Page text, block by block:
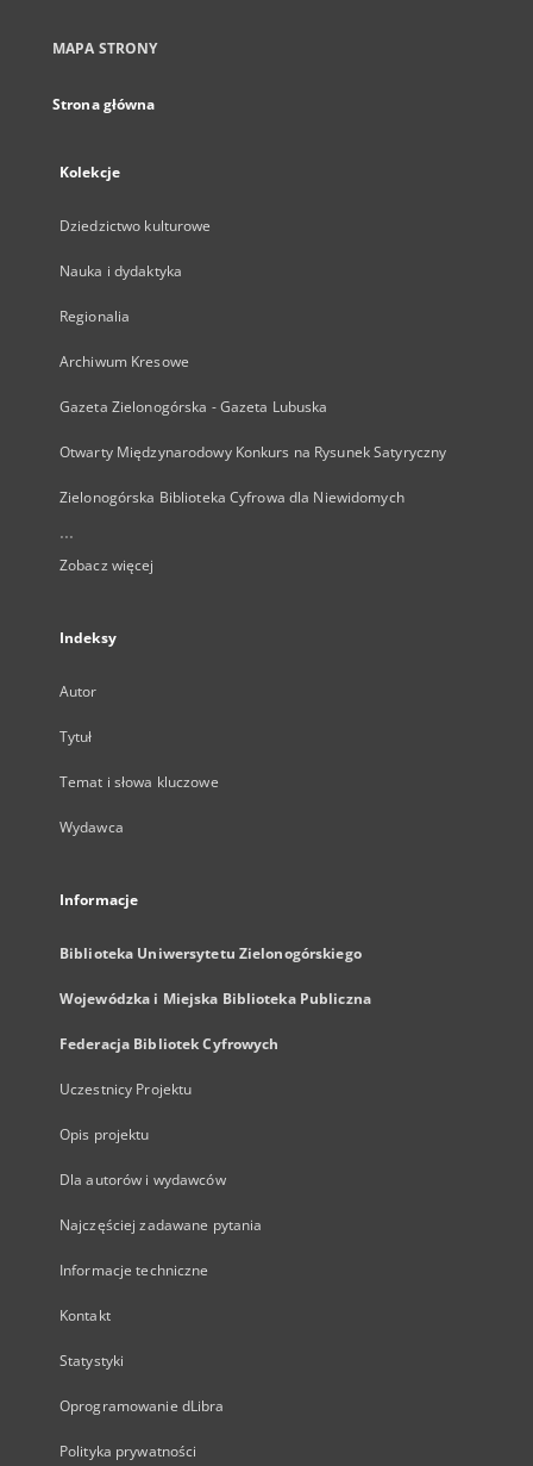
MAPA STRONY
Strona główna
Kolekcje
Dziedzictwo kulturowe
Nauka i dydaktyka
Regionalia
Archiwum Kresowe
Gazeta Zielonogórska - Gazeta Lubuska
Otwarty Międzynarodowy Konkurs na Rysunek Satyryczny
Zielonogórska Biblioteka Cyfrowa dla Niewidomych
...
Zobacz więcej
Indeksy
Autor
Tytuł
Temat i słowa kluczowe
Wydawca
Informacje
Biblioteka Uniwersytetu Zielonogórskiego
Wojewódzka i Miejska Biblioteka Publiczna
Federacja Bibliotek Cyfrowych
Uczestnicy Projektu
Opis projektu
Dla autorów i wydawców
Najczęściej zadawane pytania
Informacje techniczne
Kontakt
Statystyki
Oprogramowanie dLibra
Polityka prywatności